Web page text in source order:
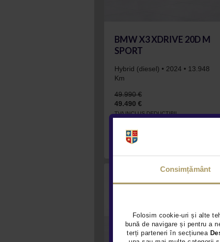
Consimțământ
Folosim cookie-uri și alte
bună de navigare și pentru a
terți parteneri în secțiunea
BMW X3 XDRIVE 20D M
SPORT
Hybrid (diesel) • 2024 • 13.948
Km
49.990 €
49.490 €
TVA INCLUS DEDUCTIBIL